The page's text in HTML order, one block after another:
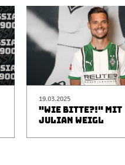
19.03.2025
"WIE BITTE?!" MIT
JULIAN WEIGL